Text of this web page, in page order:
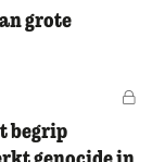
grote
begrip